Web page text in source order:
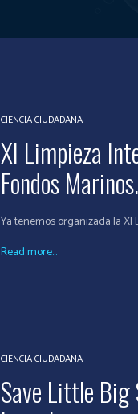
CIENCIA CIUDADANA
XI Limpieza
Fondos Marinos.
Ya tenemos organizada la
Read more...
CIENCIA CIUDADANA
Save Little Big